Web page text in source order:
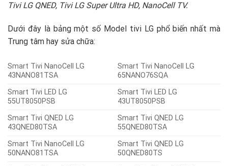
Tivi LG QNED, Tivi LG Super Ultra HD, NanoCell TV.
Dưới đây là bảng một số Model tivi LG phổ biến nhất mà
Trung tâm hay sửa chữa:
Smart Tivi NanoCell LG
43NANO81TSA
Smart Tivi NanoCell LG
65NANO76SQA
Smart Tivi LED LG
55UT8050PSB
Smart Tivi LED LG
43UT8050PSB
Smart Tivi QNED LG
43QNED80TSA
Smart Tivi QNED LG
55QNED80TSA
Smart Tivi NanoCell LG
50NANO81TSA
Smart Tivi QNED LG
50QNED80TS